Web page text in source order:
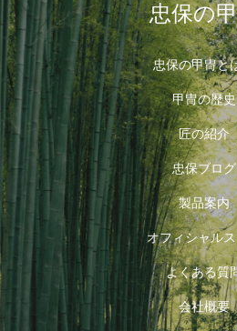
忠保の
忠保の甲冑と
甲冑の歴史
匠の紹介
忠保ブログ
製品案内
オフィシャル
よくある質
会社概要